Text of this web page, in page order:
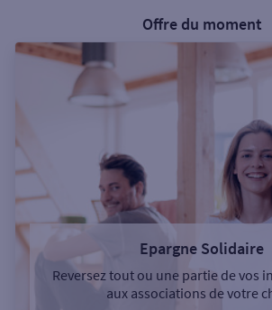
Offre du moment
Epargne Solidaire
Reversez tout ou une partie de vos
aux associations de votre